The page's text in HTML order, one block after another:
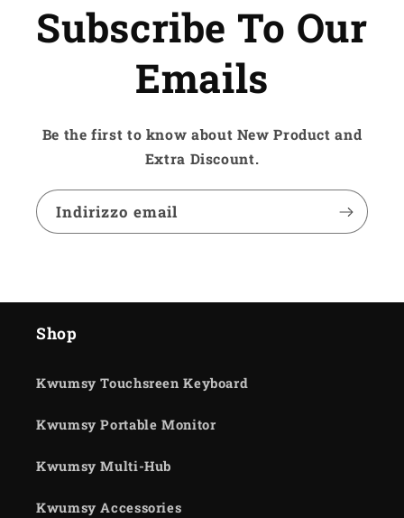
Subscribe To Our
Emails
Be the first to know about New Product and
Extra Discount.
Indirizzo email
Shop
Kwumsy Touchsreen Keyboard
Kwumsy Portable Monitor
Kwumsy Multi-Hub
Kwumsy Accessories